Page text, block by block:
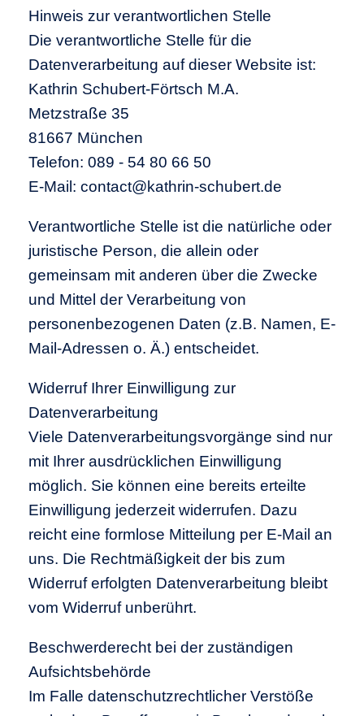
Hinweis zur verantwortlichen Stelle
Die verantwortliche Stelle für die
Datenverarbeitung auf dieser Website ist:
Kathrin Schubert-Förtsch M.A.
Metzstraße 35
81667 München
Telefon: 089 - 54 80 66 50
E-Mail: contact@kathrin-schubert.de
Verantwortliche Stelle ist die natürliche oder
juristische Person, die allein oder
gemeinsam mit anderen über die Zwecke
und Mittel der Verarbeitung von
personenbezogenen Daten (z.B. Namen, E-
Mail-Adressen o. Ä.) entscheidet.
Widerruf Ihrer Einwilligung zur
Datenverarbeitung
Viele Datenverarbeitungsvorgänge sind nur
mit Ihrer ausdrücklichen Einwilligung
möglich. Sie können eine bereits erteilte
Einwilligung jederzeit widerrufen. Dazu
reicht eine formlose Mitteilung per E-Mail an
uns. Die Rechtmäßigkeit der bis zum
Widerruf erfolgten Datenverarbeitung bleibt
vom Widerruf unberührt.
Beschwerderecht bei der zuständigen
Aufsichtsbehörde
Im Falle datenschutzrechtlicher Verstöße